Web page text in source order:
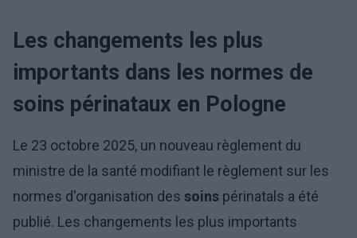
Les changements les plus
importants dans les normes de
soins périnataux en Pologne
Le 23 octobre 2025, un nouveau règlement du
ministre de la santé modifiant le règlement sur les
normes d'organisation des soins périnatals a été
publié. Les changements les plus importants